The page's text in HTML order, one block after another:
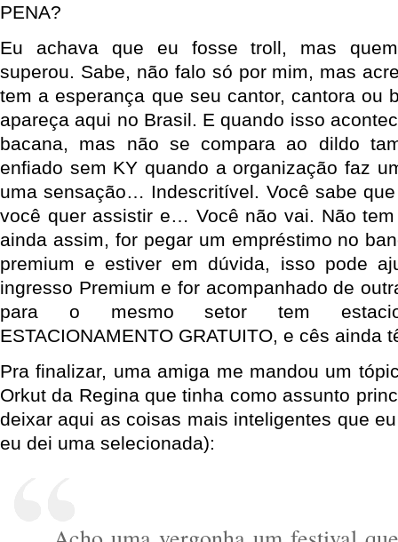
PENA?
Eu achava que eu fosse troll, mas
superou. Sabe, não falo só por mim, mas
tem a esperança que seu cantor, cantora ou
apareça aqui no Brasil. E quando isso
bacana, mas não se compara ao dildo
enfiado sem KY quando a organização faz
uma sensação… Indescritível. Você sabe
você quer assistir e… Você não vai. Não
ainda assim, for pegar um empréstimo no
premium e estiver em dúvida, isso pode
ingresso Premium e for acompanhado de
para o mesmo setor tem
ESTACIONAMENTO GRATUITO, e cês ainda
Pra finalizar, uma amiga me mandou um
Orkut da Regina que tinha como assunto
deixar aqui as coisas mais inteligentes que
eu dei uma selecionada):